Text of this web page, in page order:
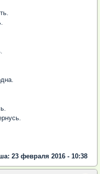
23 февраля 2016 - 10:38